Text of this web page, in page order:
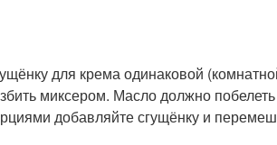
для крема одинаковой
миксером. Масло должно
добавляйте сгущёнку и